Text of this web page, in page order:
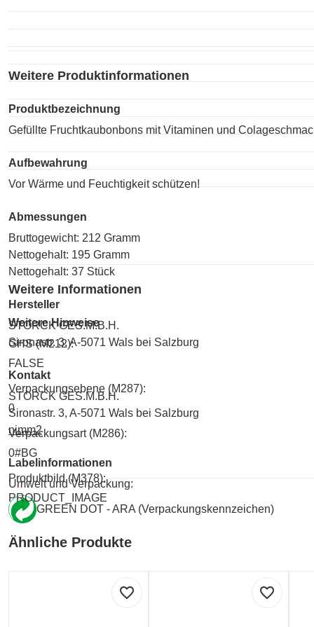
Weitere Produktinformationen
Produktbezeichnung
Gefüllte Fruchtkaubonbons mit Vitaminen und
Aufbewahrung
Vor Wärme und Feuchtigkeit schützen!
Abmessungen
Bruttogewicht: 212 Gramm
Nettogehalt: 195 Gramm
Nettogehalt: 37 Stück
Hersteller
STORCK GES.M.B.H.
Sironastr. 3, A-5071 Wals bei Salzburg
Kontakt
STORCK GES.M.B.H.
Sironastr. 3, A-5071 Wals bei Salzburg
nimm2
Labelinformationen
Umwelt und Verpackung:
GREEN DOT - ARA (Verpackungskennzeichen)
Weitere Informationen
Weitere Hinweise
GHS (M212):
FALSE
Verpackungsebene (M287):
0
Verpackungsart (M286):
0#BG
Produktbild (M378):
PRODUCT_IMAGE
Ähnliche Produkte
favorite_border favorite_border